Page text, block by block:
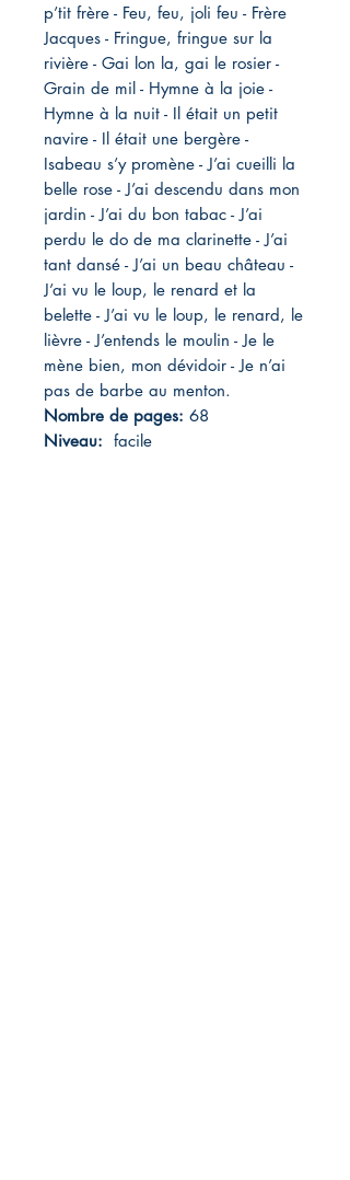
p’tit frère - Feu, feu, joli feu - Frère
Jacques - Fringue, fringue sur la
rivière - Gai lon la, gai le rosier -
Grain de mil - Hymne à la joie -
Hymne à la nuit - Il était un petit
navire - Il était une bergère -
Isabeau s’y promène - J’ai cueilli la
belle rose - J’ai descendu dans mon
jardin - J’ai du bon tabac - J’ai
perdu le do de ma clarinette - J’ai
tant dansé - J’ai un beau château -
J’ai vu le loup, le renard et la
belette - J’ai vu le loup, le renard, le
lièvre - J’entends le moulin - Je le
mène bien, mon dévidoir - Je n’ai
pas de barbe au menton.
Nombre de pages: 68
Niveau: facile